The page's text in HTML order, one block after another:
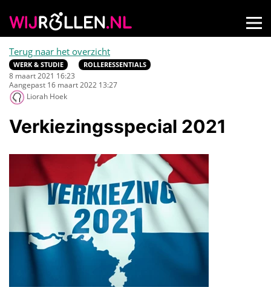
Terug naar het overzicht
WERK & STUDIE ROLLERESSENTIALS
8 maart 2021 16:23
Aangepast 16 maart 2022 13:27
Liorah Hoek
Verkiezingsspecial 2021